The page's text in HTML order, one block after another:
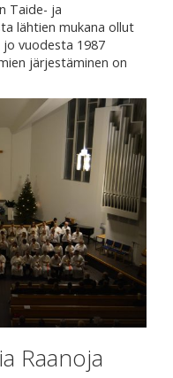
Taide- ja
lähtien mukana ollut
vuodesta 1987
järjestäminen on
Raanoja